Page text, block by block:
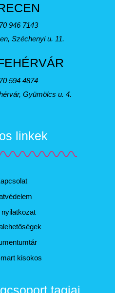
946 7143
Széchenyi u. 11.
594 4874
Gyümölcs u. 4.
tagjai
linkek
nyilatkozat
kisokos